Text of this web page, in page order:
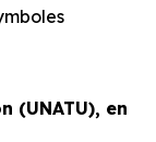
(UNATU), en